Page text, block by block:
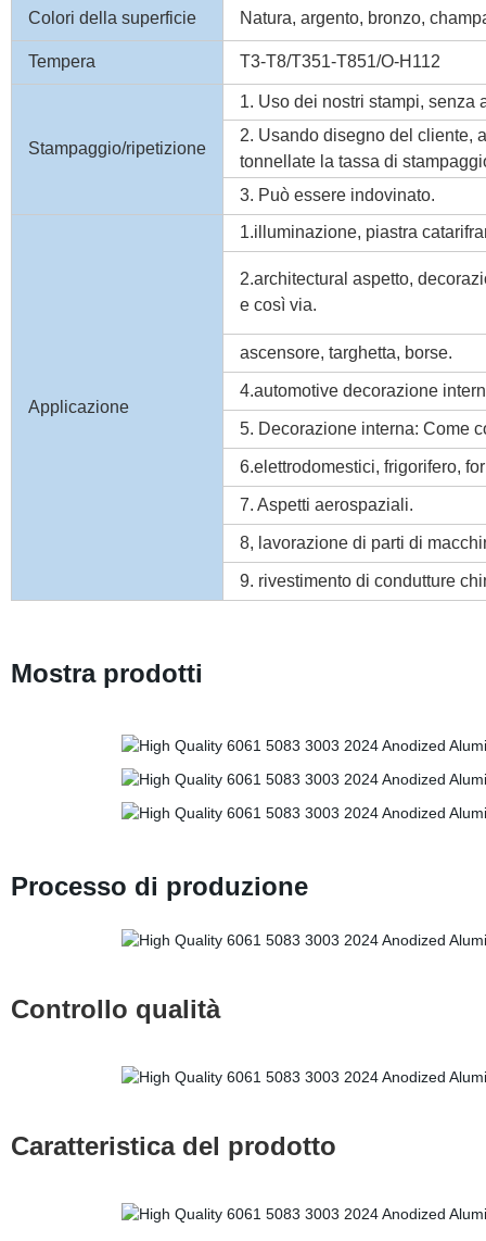
Colori della superficie Natura, argento, bronzo,
Tempera T3-T8/T351-T851/O-H112
Stampaggio/ripetizione
1. Uso dei nostri stampi, senza
2. Usando disegno del cliente,
tonnellate la tassa di
3. Può essere indovinato.
Applicazione
1.illuminazione, piastra
2.architectural aspetto,
e così via.
ascensore, targhetta, borse.
4.automotive decorazione
5. Decorazione interna: Come
6.elettrodomestici, frigorifero,
7. Aspetti aerospaziali.
8, lavorazione di parti di
9. rivestimento di condutture
Mostra prodotti
Processo di produzione
Controllo qualità
Caratteristica del prodotto